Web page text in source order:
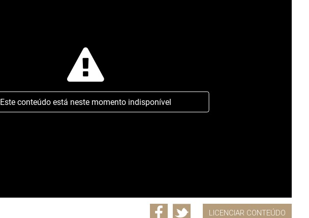
Este conteúdo está neste momento indisponível
LICENCIAR CONTEÚDO